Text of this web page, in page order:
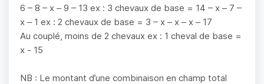
6 – 8 – x – 9 – 13 ex : 3 chevaux de base = 14 – x – 7 –
x – 1 ex : 2 chevaux de base = 3 – x – x – x – 17
Au couplé, moins de 2 chevaux ex : 1 cheval de base =
x - 15
NB : Le montant d’une combinaison en champ total